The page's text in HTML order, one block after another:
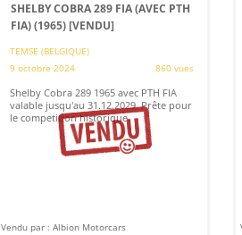
SHELBY COBRA 289 FIA (AVEC PTH
FIA) (1965)[VENDU]
TEMSE (BELGIQUE)
9 octobre 2024
860 vues
Shelby Cobra 289 1965 avec PTH FIA
valable jusqu'au 31.12.2029. Prête pour
le competition historique.
Vendu par : Albion Motorcars